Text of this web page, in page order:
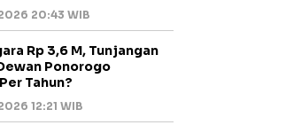
20:43 WIB
Rp 3,6 M, Tunjangan
Ponorogo
Tahun?
12:21 WIB